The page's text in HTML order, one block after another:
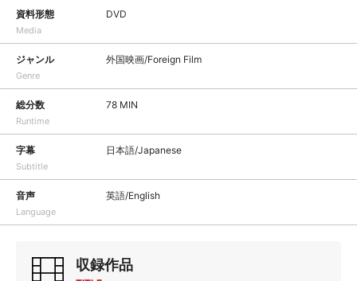
資料形態
Media
DVD
ジャンル
Genre
外国映画/Foreign Film
総分数
Runtime
78 MIN
字幕
Subtitle
日本語/Japanese
音声
Language
英語/English
収録作品